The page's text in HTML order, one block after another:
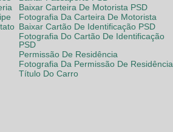
Baixar Carteira De Motorista PSD
Fotografia Da Carteira De Motorista
Baixar Cartão De Identificação PSD
Fotografia Do Cartão De Identificação
PSD
Permissão De Residência
Fotografia Da Permissão De Residência
Título Do Carro